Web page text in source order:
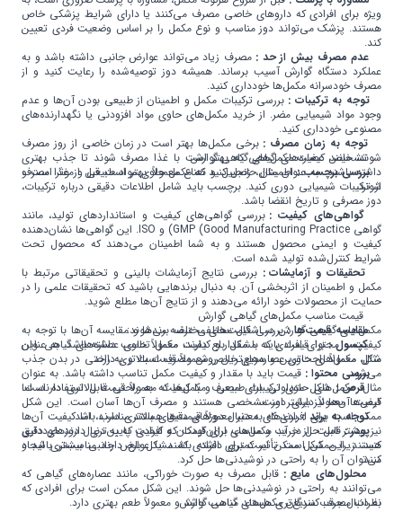
ویژه برای افرادی که داروهای خاصی مصرف می‌کنند یا دارای شرایط پزشکی خاص
هستند. پزشک می‌تواند دوز مناسب و نوع مکمل را بر اساس وضعیت فردی تعیین
کند.
عدم مصرف بیش از حد : مصرف زیاد می‌تواند عوارض جانبی داشته باشد و به
عملکرد دستگاه گوارش آسیب برساند. همیشه دوز توصیه‌شده را رعایت کنید و از
مصرف خودسرانه مکمل‌ها خودداری کنید.
توجه به ترکیبات : بررسی ترکیبات مکمل و اطمینان از طبیعی بودن آن‌ها و عدم
وجود مواد شیمیایی مضر. از خرید مکمل‌های حاوی مواد افزودنی یا نگهدارنده‌های
مصنوعی خودداری کنید.
توجه به زمان مصرف : برخی مکمل‌ها بهتر است در زمان خاصی از روز مصرف
شوند، مانند عصاره‌های گیاهی که بهتر است با غذا مصرف شوند تا جذب بهتری
داشته باشند. به عنوان مثال، زنجبیل و نعناع معمولاً بهتر است قبل از غذا مصرف
شوند.
تشخیص کیفیت مکمل‌های گیاهی گوارش
بررسی برچسب :اطمینان حاصل کنید که مکمل حاوی مواد طبیعی و موثر است و
از ترکیبات شیمیایی دوری کنید. برچسب باید شامل اطلاعات دقیقی درباره ترکیبات،
دوز مصرفی و تاریخ انقضا باشد.
گواهی‌های کیفیت : بررسی گواهی‌های کیفیت و استانداردهای تولید، مانند
گواهی GMP (Good Manufacturing Practice) و ISO. این گواهی‌ها نشان‌دهنده
کیفیت و ایمنی محصول هستند و به شما اطمینان می‌دهند که محصول تحت
شرایط کنترل‌شده تولید شده است.
تحقیقات و آزمایشات : بررسی نتایج آزمایشات بالینی و تحقیقاتی مرتبط با
مکمل و اطمینان از اثربخشی آن. به دنبال برندهایی باشید که تحقیقات علمی را در
حمایت از محصولات خود ارائه می‌دهند و از نتایج آن‌ها مطلع شوید.
قیمت مناسب مکمل‌های گیاهی گوارش
مقایسه قیمت‌ها :بررسی قیمت‌های مختلف برندها و مقایسه آن‌ها با توجه به
کیفیت و محتوا. قیمت باید با مقدار و کیفیت مکمل تناسب داشته باشد. به عنوان
مثال، مکمل‌های حاوی عصاره‌های خالص معمولاً قیمت بالاتری دارند.
بررسی محتوا : قیمت باید با مقدار و کیفیت مکمل تناسب داشته باشد. به عنوان
مثال، مکمل‌های حاوی ترکیبات طبیعی و با کیفیت معمولاً قیمت بالاتری دارند، اما
کیفیت آن‌ها نیز بیشتر است.
توجه به برند :برندهای معتبر معمولاً قیمت‌های بالاتری دارند، اما کیفیت آن‌ها
نیز بیشتر است. از خرید مکمل‌های ارزان‌قیمت که کیفیت پایین‌تری دارند خودداری
کنید، زیرا ممکن است تأثیر کمتری داشته باشند یا عوارض جانبی بیشتری ایجاد
کنند.
مکمل‌های گیاهی گوارش در اشکال مختلفی عرضه می‌شوند:
کپسول :برای افرادی که مشکل بلع دارند، معمولاً حاوی عصاره‌های گیاهی. این
شکل معمولاً راحت‌ترین و سریع‌ترین روش مصرف است و به راحتی در بدن جذب
می‌شود.
قرص :شکل متداولی برای مصرف مکمل‌ها که به راحتی قابل استفاده است.
قرص‌ها معمولاً دارای دوز مشخصی هستند و مصرف آن‌ها آسان است. این شکل
ممکن است برای افرادی که به دنبال دوزهای دقیق هستند مناسب باشد.
پودر :قابل حل در آب و مناسب برای کودکان و افرادی که به دنبال دوزهای دقیق
هستند. این شکل ممکن است برای افرادی که مشکل بلع دارند مناسب‌تر باشد و
می‌توان آن را به راحتی در نوشیدنی‌ها حل کرد.
محلول‌های مایع : قابل مصرف به صورت خوراکی، مانند عصاره‌های گیاهی که
می‌توانند به راحتی در نوشیدنی‌ها حل شوند. این شکل ممکن است برای افرادی که
به دنبال جذب سریع‌تری هستند مناسب باشد و معمولاً طعم بهتری دارد.
نظرات مصرف کنندگان مکمل‌های گیاهی گوارش